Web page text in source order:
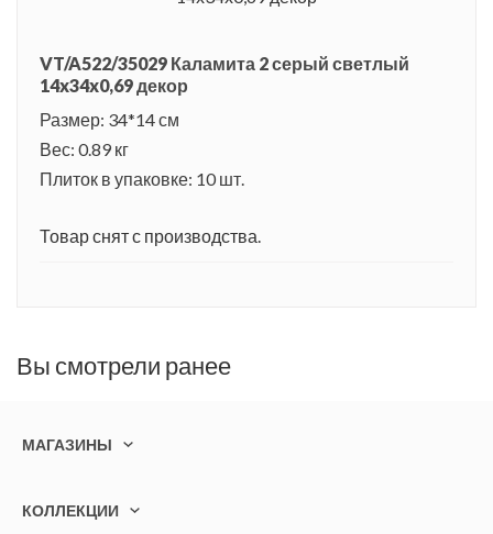
VT/A522/35029 Каламита 2 серый светлый
14x34x0,69 декор
Размер: 34*14 см
Вес: 0.89 кг
Плиток в упаковке: 10 шт.
Товар снят с производства.
Вы смотрели ранее
МАГАЗИНЫ
КОЛЛЕКЦИИ